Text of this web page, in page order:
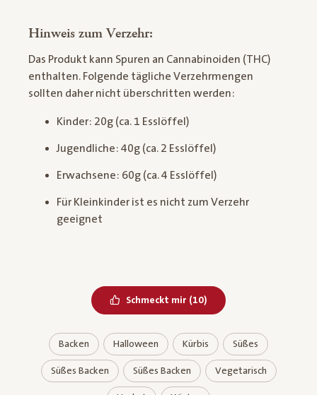
Hinweis zum Verzehr:
Das Produkt kann Spuren an Cannabinoiden (THC)
enthalten. Folgende tägliche Verzehrmengen
sollten daher nicht überschritten werden:
Kinder: 20g (ca. 1 Esslöffel)
Jugendliche: 40g (ca. 2 Esslöffel)
Erwachsene: 60g (ca. 4 Esslöffel)
Für Kleinkinder ist es nicht zum Verzehr
geeignet
Schmeckt mir Bereits geliked
(10)
Backen Halloween Kürbis Süßes
Süßes Backen Süßes Backen Vegetarisch